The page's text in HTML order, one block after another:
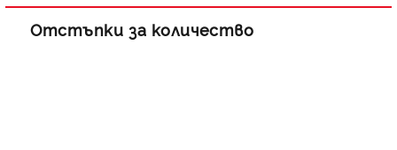
Отстъпки за количество